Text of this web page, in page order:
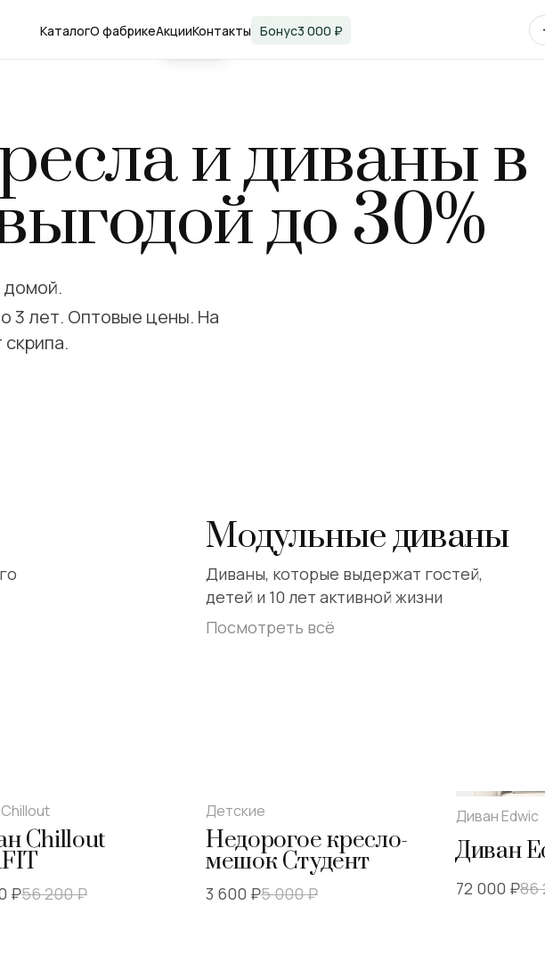
КаталогО фабрикеАкцииКонтакты Бонус3 000 ₽
вам
и диваныв
до 30%
домой.
3 лет. Оптовые цены. На
Модульные диваны
Диваны, которые выдержат гостей,
детей и 10 лет активной жизни
Посмотреть всё
Chillout
₽56 200₽
Детские
Недорогое кресло-
мешок Студент
3 600 ₽5 000₽
16 %
Диван Edwic
Диван
72 000 ₽86